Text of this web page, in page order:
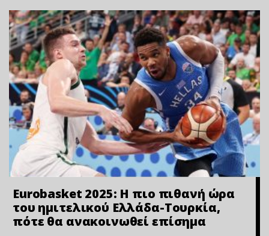
Eurobasket 2025: Η πιο πιθανή ώρα
του ημιτελικού Ελλάδα-Τουρκία,
πότε θα ανακοινωθεί επίσημα